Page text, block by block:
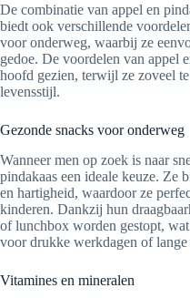
De combinatie van appel en
biedt ook verschillende
voor onderweg, waarbij ze
gedoe. De voordelen van appel
hoofd gezien, terwijl ze zoveel
levensstijl.
Gezonde snacks voor onderweg
Wanneer men op zoek is naar
pindakaas een ideale keuze. Ze
en hartigheid, waardoor ze
kinderen. Dankzij hun
of lunchbox worden gestopt,
voor drukke werkdagen of lange
Vitamines en mineralen